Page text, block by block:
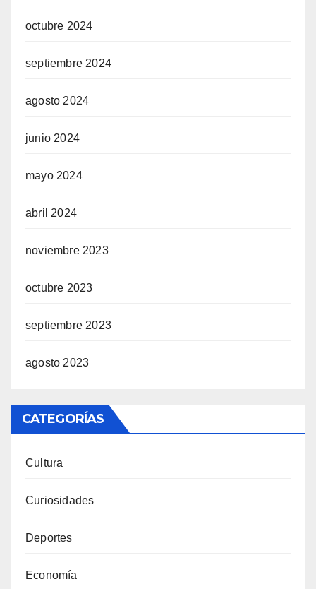
octubre 2024
septiembre 2024
agosto 2024
junio 2024
mayo 2024
abril 2024
noviembre 2023
octubre 2023
septiembre 2023
agosto 2023
CATEGORÍAS
Cultura
Curiosidades
Deportes
Economía